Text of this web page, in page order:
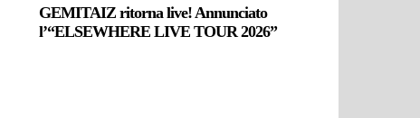
GEMITAIZ ritorna live! Annunciato
l’“ELSEWHERE LIVE TOUR 2026”